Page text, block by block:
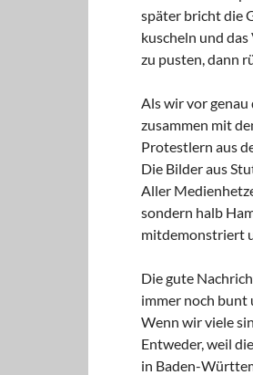
später bricht die
kuscheln und
zu pusten, dann
Als wir vor genau
zusammen mit
Protestlern aus
Die Bilder aus
Aller
sondern halb
mitdemonstriert
Die gute
immer noch bunt
Wenn wir viele
Entweder, weil
in Baden-